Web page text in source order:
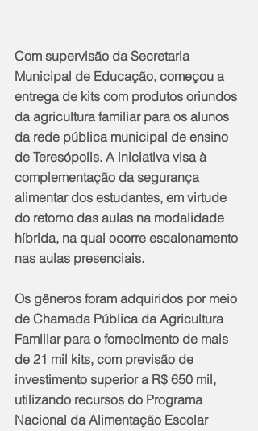
Com supervisão da Secretaria
Municipal de Educação, começou a
entrega de kits com produtos oriundos
da agricultura familiar para os alunos
da rede pública municipal de ensino
de Teresópolis. A iniciativa visa à
complementação da segurança
alimentar dos estudantes, em virtude
do retorno das aulas na modalidade
híbrida, na qual ocorre escalonamento
nas aulas presenciais.
Os gêneros foram adquiridos por meio
de Chamada Pública da Agricultura
Familiar para o fornecimento de mais
de 21 mil kits, com previsão de
investimento superior a R$ 650 mil,
utilizando recursos do Programa
Nacional da Alimentação Escolar